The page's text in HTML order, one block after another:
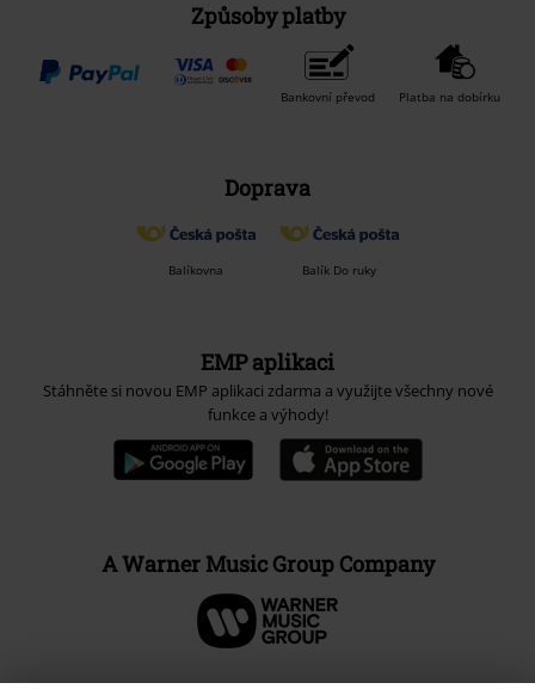
Způsoby platby
Bankovní převod Platba na dobírku
Doprava
Balíkovna Balík Do ruky
EMP aplikaci
Stáhněte si novou EMP aplikaci zdarma a využijte všechny nové
funkce a výhody!
A Warner Music Group Company